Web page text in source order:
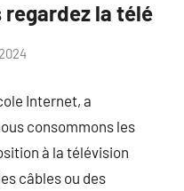
regardez la télé
Internet, a
consommons les
à la télévision
câbles ou des